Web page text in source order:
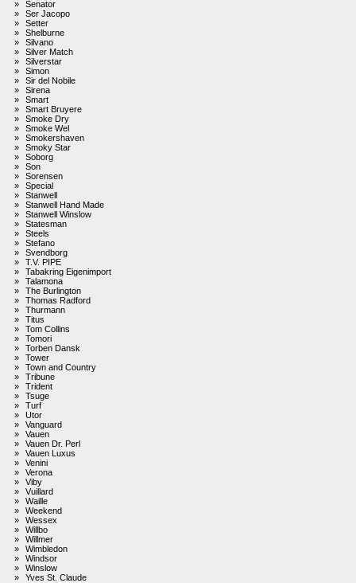
»
Senator
»
Ser Jacopo
»
Setter
»
Shelburne
»
Silvano
»
Silver Match
»
Silverstar
»
Simon
»
Sir del Nobile
»
Sirena
»
Smart
»
Smart Bruyere
»
Smoke Dry
»
Smoke Wel
»
Smokershaven
»
Smoky Star
»
Soborg
»
Son
»
Sorensen
»
Special
»
Stanwell
»
Stanwell Hand Made
»
Stanwell Winslow
»
Statesman
»
Steels
»
Stefano
»
Svendborg
»
T.V. PIPE
»
Tabakring Eigenimport
»
Talamona
»
The Burlington
»
Thomas Radford
»
Thurmann
»
Titus
»
Tom Collins
»
Tomori
»
Torben Dansk
»
Tower
»
Town and Country
»
Tribune
»
Trident
»
Tsuge
»
Turf
»
Utor
»
Vanguard
»
Vauen
»
Vauen Dr. Perl
»
Vauen Luxus
»
Venini
»
Verona
»
Viby
»
Vuillard
»
Waille
»
Weekend
»
Wessex
»
Willbo
»
Willmer
»
Wimbledon
»
Windsor
»
Winslow
»
Yves St. Claude